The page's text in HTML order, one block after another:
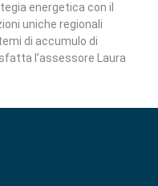
energetica con il
uniche regionali
di accumulo di
l’assessore Laura